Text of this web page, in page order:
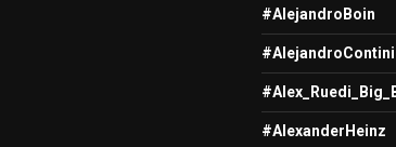
#AlejandroBoin
#AlejandroContini
#AlexanderHeinz